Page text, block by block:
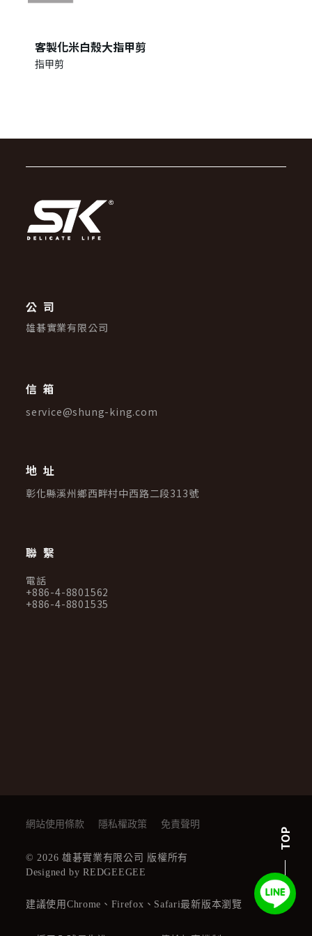
客製化米白殼大指甲剪
指甲剪
公司
雄碁實業有限公司
信箱
service@shung-king.com
地址
彰化縣溪州鄉西畔村中西路二段313號
聯繫
電話
+886-4-8801562
+886-4-8801535
TOP
網站使用條款 隱私權政策 免責聲明
© 2026 雄碁實業有限公司 版權所有
Designed by REDGEEGEE
建議使用Chrome、Firefox、Safari最新版本瀏覽